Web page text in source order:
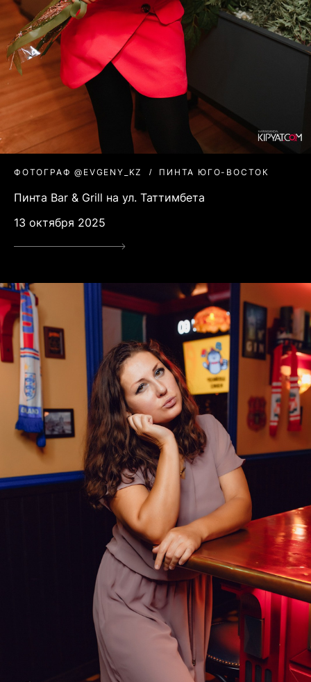
ФОТОГРАФ @EVGENY_KZ ПИНТА ЮГО-ВОСТОК
Пинта Bar & Grill на ул. Таттимбета
13 октября 2025